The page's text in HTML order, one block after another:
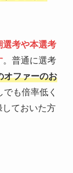
選考や本選考
。普通に選考
オファーのお
も倍率低く
ておいた方